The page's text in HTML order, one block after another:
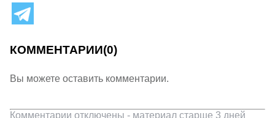
КОММЕНТАРИИ(0)
Вы можете оставить комментарии.
Комментарии отключены - материал старше 3 дней